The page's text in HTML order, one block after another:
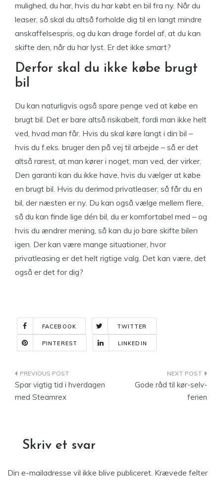
mulighed, du har, hvis du har købt en bil fra ny. Når du
leaser, så skal du altså forholde dig til en langt mindre
anskaffelsespris, og du kan drage fordel af, at du kan
skifte den, når du har lyst. Er det ikke smart?
Derfor skal du ikke købe brugt
bil
Du kan naturligvis også spare penge ved at købe en
brugt bil. Det er bare altså risikabelt, fordi man ikke helt
ved, hvad man får. Hvis du skal køre langt i din bil –
hvis du f.eks. bruger den på vej til arbejde – så er det
altså rarest, at man kører i noget, man ved, der virker.
Den garanti kan du ikke have, hvis du vælger at købe
en brugt bil. Hvis du derimod privatleaser, så får du en
bil, der næsten er ny. Du kan også vælge mellem flere,
så du kan finde lige dén bil, du er komfortabel med – og
hvis du ændrer mening, så kan du jo bare skifte bilen
igen. Der kan være mange situationer, hvor
privatleasing er det helt rigtige valg. Det kan være, det
også er det for dig?
FACEBOOK TWITTER
PINTEREST LINKEDIN
Indlægsnavigation
Spar vigtig tid i hverdagen
med Steamrex
Gode råd til kør-selv-
ferien
Skriv et svar
Din e-mailadresse vil ikke blive publiceret. Krævede felter